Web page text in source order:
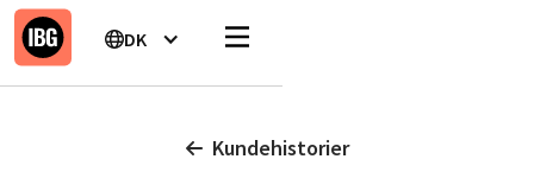
DK
Kundehistorier